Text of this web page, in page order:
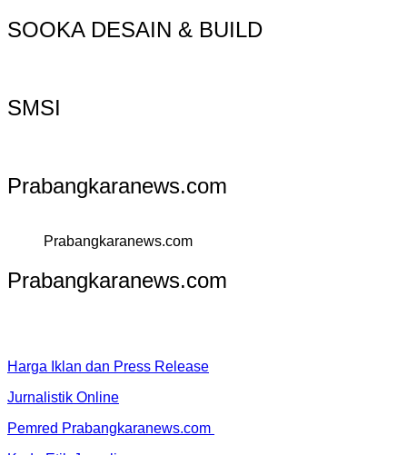
SOOKA DESAIN & BUILD
SMSI
Prabangkaranews.com
Prabangkaranews.com
Prabangkaranews.com
Harga Iklan dan Press Release
Jurnalistik Online
Pemred Prabangkaranews.com